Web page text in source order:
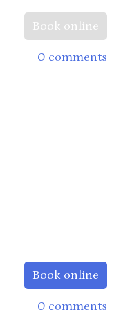
Book online
0 comments
Book online
0 comments